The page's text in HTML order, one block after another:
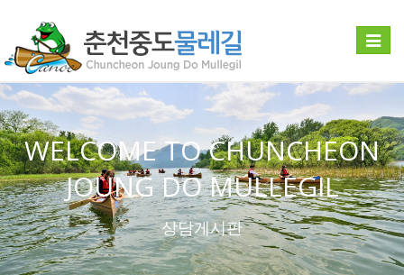
Toggle
WELCOME TO CHUNCHEON
JOUNG DO MULLEGIL
상담게시판